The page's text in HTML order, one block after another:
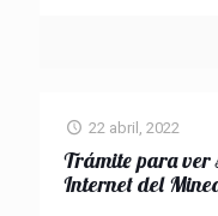
22 abril, 2022
Trámite para ver
Internet del